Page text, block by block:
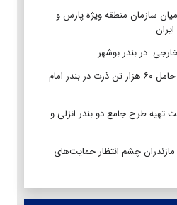
سازمان منطقه ویژه پارس و
پهلوگیری یک فروند کشتی حامل ۶۰ هزار تن ذرت در بندر امام
طرح جامع دو بندر انزلی و
مازندران چشم انتظار حمایت‌های